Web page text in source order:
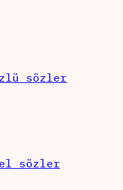
sözler
sözler